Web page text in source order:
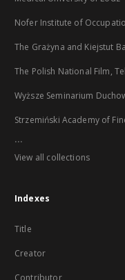
Nofer Institute of
The Grażyna and Kiejstut
The Polish National Film,
Wyższe Seminarium
Strzemiński Academy of
...
View all collections
Indexes
Title
Creator
Contributor